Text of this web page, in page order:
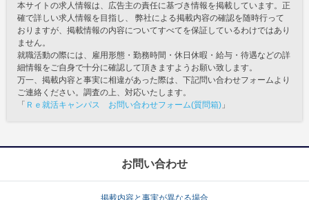
本サイトの求人情報は、広告主の責任に基づき情報を掲載しています。正
確で詳しい求人情報を目指し、 弊社による掲載内容の確認を随時行って
おりますが、掲載情報の内容についてすべてを保証しているわけではあり
ません。
就職活動の際には、雇用形態・勤務時間・休日休暇・給与・待遇などの詳
細情報をご自身で十分に確認して頂きますようお願い致します。
万一、掲載内容と事実に相違があった際は、下記問い合わせフォームより
ご連絡ください。調査の上、対応いたします。
「 Ｒｅ就活キャンパス お問い合わせフォーム(質問箱) 」
お問い合わせ
掲載内容と事実が異なる場合